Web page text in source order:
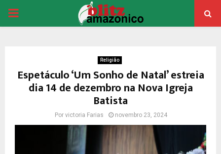
PRIMARY
Religião
Espetáculo ‘Um Sonho de Natal’ estreia
dia 14 de dezembro na Nova Igreja
Batista
Por victoria Farias novembro 23, 2024